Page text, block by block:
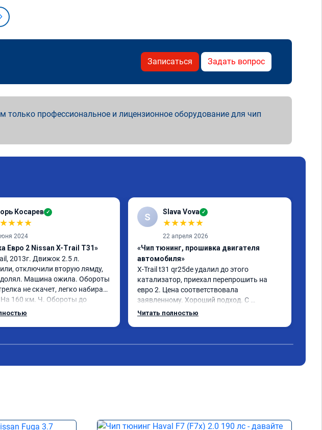
Записаться Задать вопрос
профессиональное и лицензионное оборудование для чип
Косарев ✓
★★★★
2024
Евро 2 Nissan X-Trail T31»
2013г. Движок 2.5 л.
отключили вторую лямду,
Машина ожила. Обороты
не скачет, легко набирает
На 160 км. Ч. Обороты до
тот-же без изменения 12л.
S Slava Vova ✓
★★★★★
22 апреля 2026
«Чип тюнинг, прошивка двигателя
автомобиля»
X-Trail t31 qr25de удалил до этого
катализатор, приехал перепрошить на
евро 2. Цена соответствовала
заявленному. Хороший подход. С
уважением общались. Благодарю за
Читать полностью